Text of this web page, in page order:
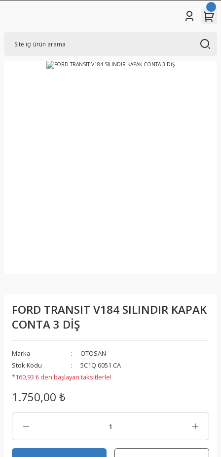
FORD TRANSIT V184 SILINDIR KAPAK
CONTA 3 DİŞ
Marka
OTOSAN
Stok Kodu
5C1Q 6051 CA
*160,93 ₺ den başlayan taksitlerle!
1.750,00 ₺